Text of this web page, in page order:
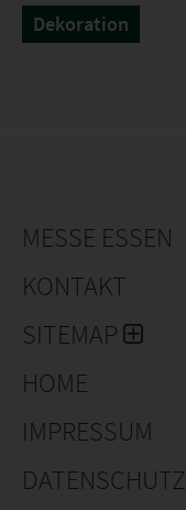
Dekoration
MESSE ESSEN
KONTAKT
SITEMAP
HOME
IMPRESSUM
DATENSCHUTZ